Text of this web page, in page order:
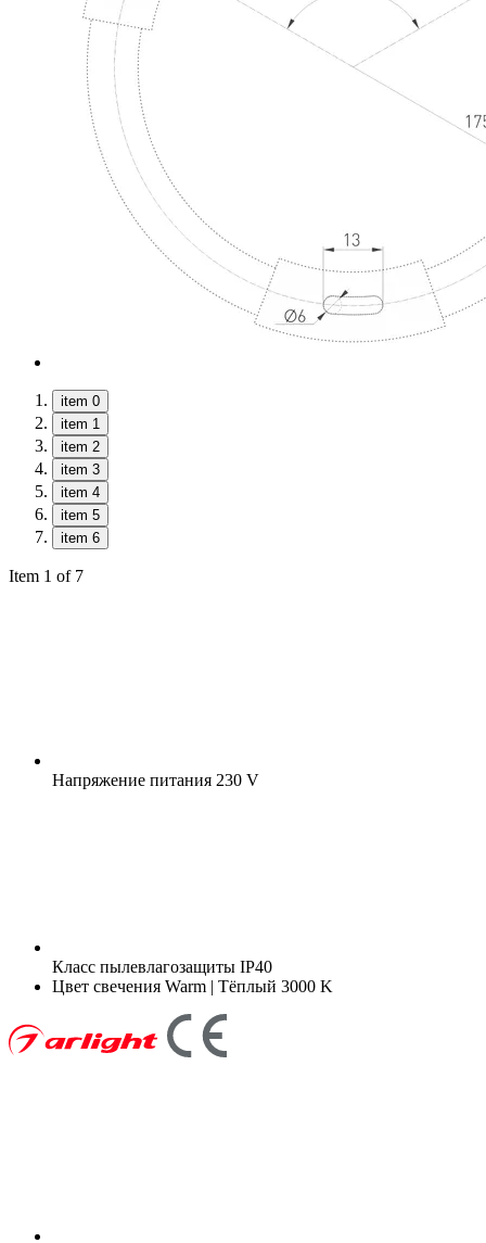
item 0
item 1
item 2
item 3
item 4
item 5
item 6
Item 1 of 7
Напряжение питания 230 V
Класс пылевлагозащиты IP40
Цвет свечения Warm | Тёплый 3000 K